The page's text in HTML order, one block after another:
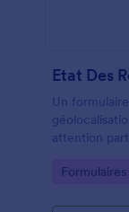
Etat Des
Un
attention
routes
Go to